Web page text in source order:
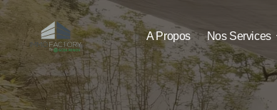
A Propos Nos Services